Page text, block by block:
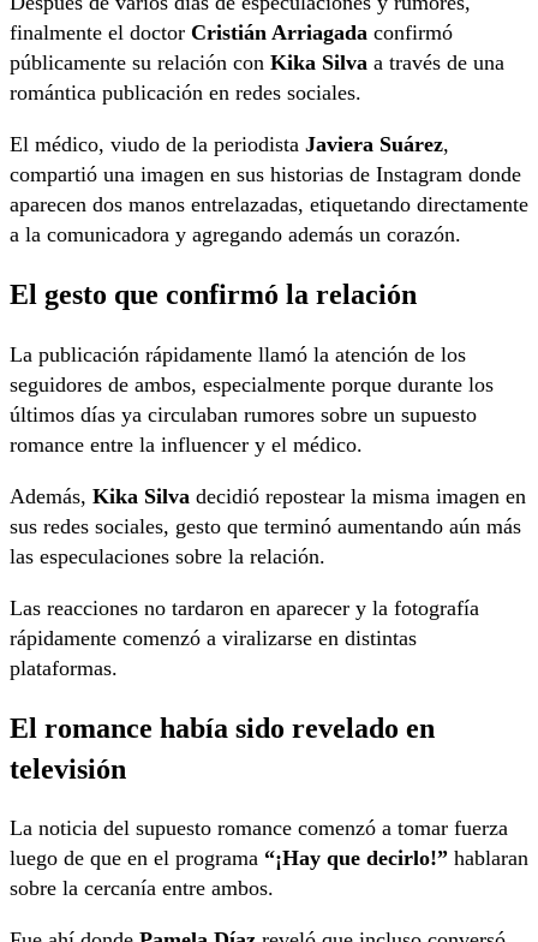
finalmente el doctor Cristián Arriagada confirmó
públicamente su relación con Kika Silva a través de una
romántica publicación en redes sociales.
El médico, viudo de la periodista Javiera Suárez,
compartió una imagen en sus historias de Instagram donde
aparecen dos manos entrelazadas, etiquetando directamente
a la comunicadora y agregando además un corazón.
El gesto que confirmó la relación
La publicación rápidamente llamó la atención de los
seguidores de ambos, especialmente porque durante los
últimos días ya circulaban rumores sobre un supuesto
romance entre la influencer y el médico.
Además, Kika Silva decidió repostear la misma imagen en
sus redes sociales, gesto que terminó aumentando aún más
las especulaciones sobre la relación.
Las reacciones no tardaron en aparecer y la fotografía
rápidamente comenzó a viralizarse en distintas
plataformas.
El romance había sido revelado en
televisión
La noticia del supuesto romance comenzó a tomar fuerza
luego de que en el programa “¡Hay que decirlo!” hablaran
sobre la cercanía entre ambos.